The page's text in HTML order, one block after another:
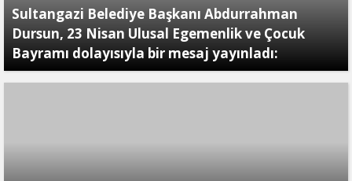
Sultangazi Belediye Başkanı Abdurrahman
Dursun, 23 Nisan Ulusal Egemenlik ve Çocuk
Bayramı dolayısıyla bir mesaj yayınladı: